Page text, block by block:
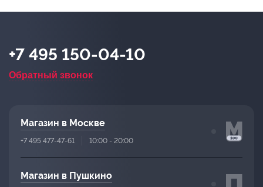
+7 495 150-04-10
Обратный звонок
Магазин в Москве
+7 495 477-47-61 10:00 - 20:00
Магазин в Пушкино